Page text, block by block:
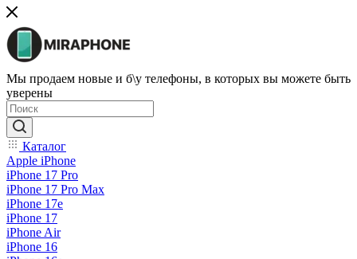
Мы продаем новые и б\у телефоны, в которых вы можете быть
уверены
Каталог
Apple iPhone
iPhone 17 Pro
iPhone 17 Pro Max
iPhone 17e
iPhone 17
iPhone Air
iPhone 16